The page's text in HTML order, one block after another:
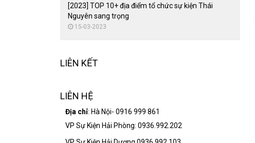
[2023] TOP 10+ địa điểm tổ chức sự kiện Thái
Nguyên sang trọng
15-03-2023
LIÊN KẾT
LIÊN HỆ
Địa chỉ: Hà Nội- 0916 999 861
VP Sự Kiện Hải Phòng: 0936.992.202